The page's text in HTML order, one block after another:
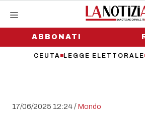
contenutoABBONATI
CEUTA LEGGE ELETTORALE
17/06/2025 12:24/Mondo